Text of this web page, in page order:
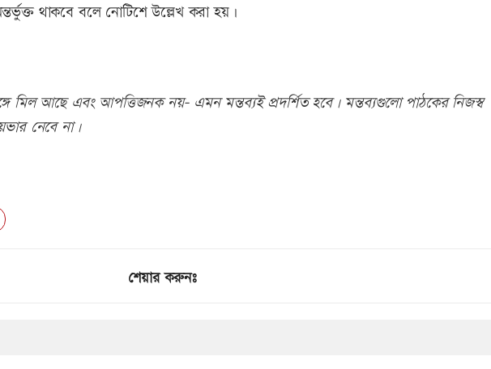
থাকবে বলে নোটিশে উল্লেখ করা হয়।
মিল আছে এবং আপত্তিজনক নয়- এমন মন্তব্যই প্রদর্শিত হবে। মন্তব্যগুলো পাঠকের নিজস্ব
নেবে না।
শেয়ার করুনঃ